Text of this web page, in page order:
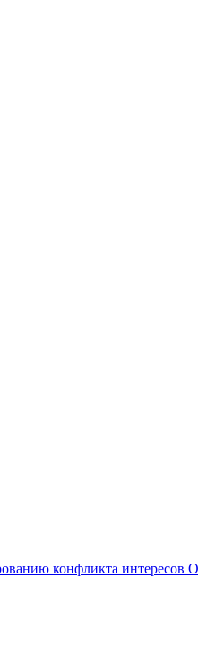
конфликта интересов